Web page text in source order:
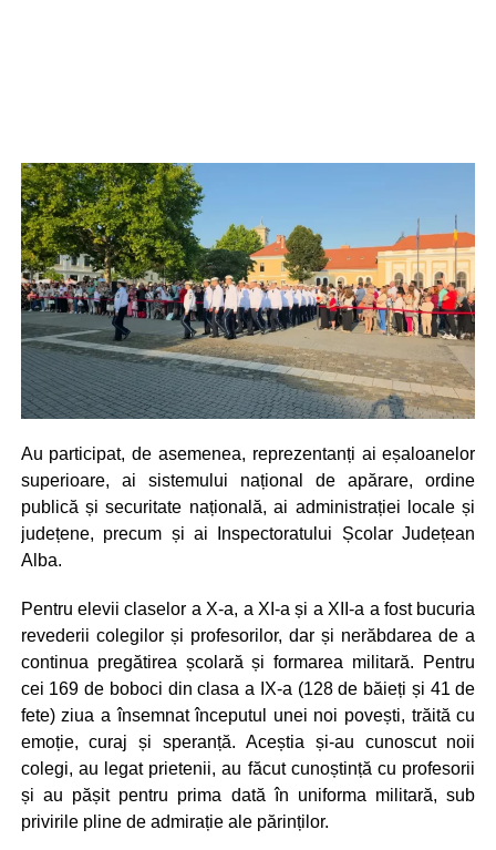
Au participat, de asemenea, reprezentanți ai eșaloanelor
superioare, ai sistemului național de apărare, ordine
publică și securitate națională, ai administrației locale și
județene, precum și ai Inspectoratului Școlar Județean
Alba.
Pentru elevii claselor a X-a, a XI-a și a XII-a a fost bucuria
revederii colegilor și profesorilor, dar și nerăbdarea de a
continua pregătirea școlară și formarea militară. Pentru
cei 169 de boboci din clasa a IX-a (128 de băieți și 41 de
fete) ziua a însemnat începutul unei noi povești, trăită cu
emoție, curaj și speranță. Aceștia și-au cunoscut noii
colegi, au legat prietenii, au făcut cunoștință cu profesorii
și au pășit pentru prima dată în uniforma militară, sub
privirile pline de admirație ale părinților.